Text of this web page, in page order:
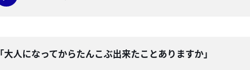
「大人になってからたんこぶ出来たことありますか」